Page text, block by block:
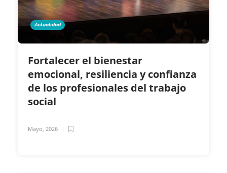
Actualidad
Fortalecer el bienestar
emocional, resiliencia y confianza
de los profesionales del trabajo
social
Mayo, 2026